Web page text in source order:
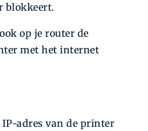
blokkeert.
op je router de
met het internet
adres van de printer